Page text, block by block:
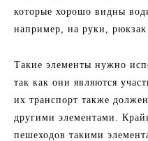
которые хорошо видны
например, на руки,
Такие элементы нужно
так как они являются
их транспорт также
другими элементами.
пешеходов такими